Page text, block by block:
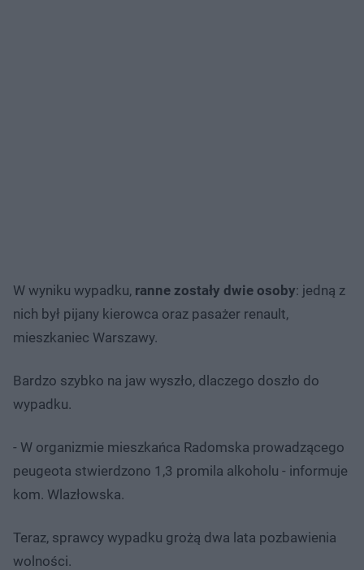
W wyniku wypadku, ranne zostały dwie osoby: jedną z
nich był pijany kierowca oraz pasażer renault,
mieszkaniec Warszawy.
Bardzo szybko na jaw wyszło, dlaczego doszło do
wypadku.
- W organizmie mieszkańca Radomska prowadzącego
peugeota stwierdzono 1,3 promila alkoholu - informuje
kom. Wlazłowska.
Teraz, sprawcy wypadku grożą dwa lata pozbawienia
wolności.